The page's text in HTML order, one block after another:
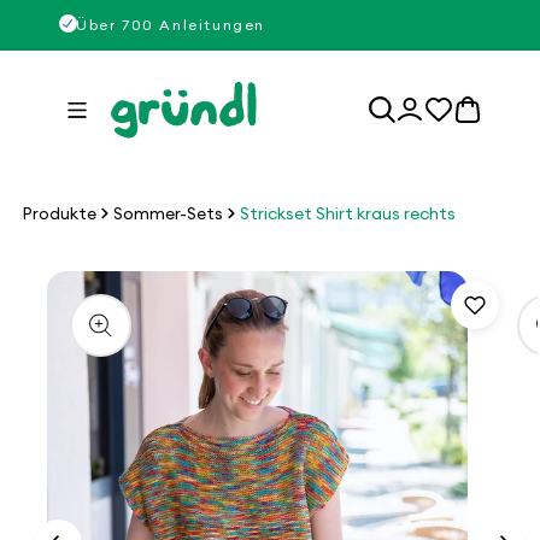
Direkt
zum
Über 700 Anleitungen
Einloggen
0
Artikel
Produkte Sommer-Sets Strickset Shirt kraus rechts